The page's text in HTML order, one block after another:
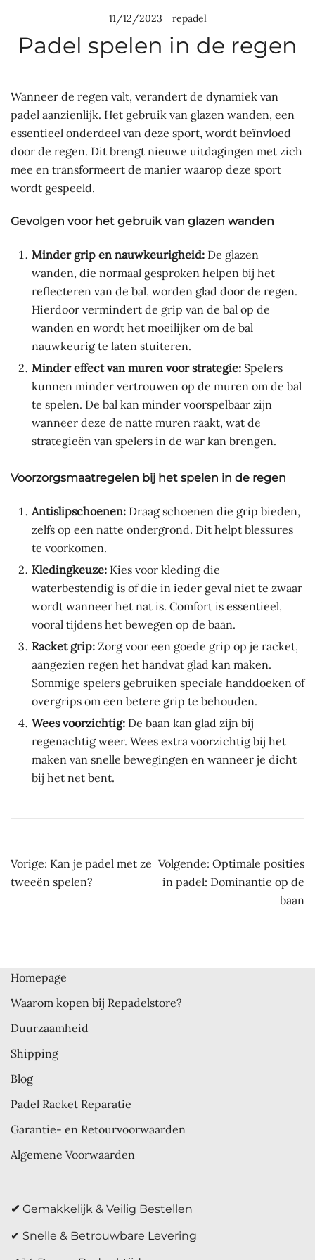
11/12/2023 repadel
Padel spelen in de regen
Wanneer de regen valt, verandert de dynamiek van
padel aanzienlijk. Het gebruik van glazen wanden, een
essentieel onderdeel van deze sport, wordt beïnvloed
door de regen. Dit brengt nieuwe uitdagingen met zich
mee en transformeert de manier waarop deze sport
wordt gespeeld.
Gevolgen voor het gebruik van glazen wanden
Minder grip en nauwkeurigheid: De glazen
wanden, die normaal gesproken helpen bij het
reflecteren van de bal, worden glad door de regen.
Hierdoor vermindert de grip van de bal op de
wanden en wordt het moeilijker om de bal
nauwkeurig te laten stuiteren.
Minder effect van muren voor strategie: Spelers
kunnen minder vertrouwen op de muren om de bal
te spelen. De bal kan minder voorspelbaar zijn
wanneer deze de natte muren raakt, wat de
strategieën van spelers in de war kan brengen.
Voorzorgsmaatregelen bij het spelen in de regen
Antislipschoenen: Draag schoenen die grip bieden,
zelfs op een natte ondergrond. Dit helpt blessures
te voorkomen.
Kledingkeuze: Kies voor kleding die
waterbestendig is of die in ieder geval niet te zwaar
wordt wanneer het nat is. Comfort is essentieel,
vooral tijdens het bewegen op de baan.
Racket grip: Zorg voor een goede grip op je racket,
aangezien regen het handvat glad kan maken.
Sommige spelers gebruiken speciale handdoeken of
overgrips om een betere grip te behouden.
Wees voorzichtig: De baan kan glad zijn bij
regenachtig weer. Wees extra voorzichtig bij het
maken van snelle bewegingen en wanneer je dicht
bij het net bent.
Bericht
navigatie
Vorige: Kan je padel met ze
tweeën spelen?
Volgende: Optimale posities
in padel: Dominantie op de
baan
Homepage
Waarom kopen bij Repadelstore?
Duurzaamheid
Shipping
Blog
Padel Racket Reparatie
Garantie- en Retourvoorwaarden
Algemene Voorwaarden
✔ Gemakkelijk & Veilig Bestellen
✔ Snelle & Betrouwbare Levering